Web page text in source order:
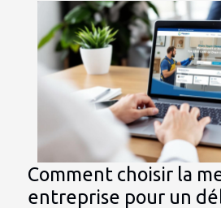
Comment choisir la
entreprise pour un